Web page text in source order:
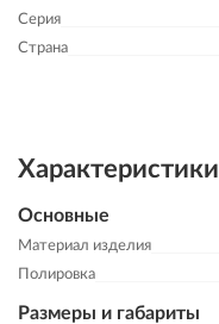
Серия
Страна
Характеристики
Основные
Материал изделия
Полировка
Размеры и габариты